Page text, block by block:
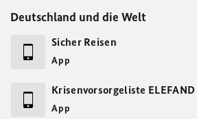
Deutschland und die Welt
Sicher Reisen
App
Krisenvorsorgeliste ELEFAND
App